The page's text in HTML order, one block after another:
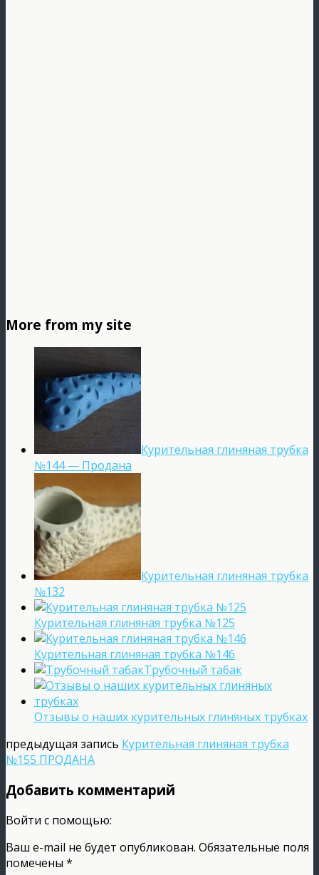
More from my site
Курительная глиняная трубка
№144 — Продана
Курительная глиняная трубка
№132
Курительная глиняная трубка №125
Курительная глиняная трубка №146
Трубочный табак
Отзывы о наших курительных глиняных трубках
предыдущая запись Курительная глиняная трубка
№155 ПРОДАНА
Добавить комментарий
Войти с помощью:
Ваш e-mail не будет опубликован. Обязательные поля
помечены *